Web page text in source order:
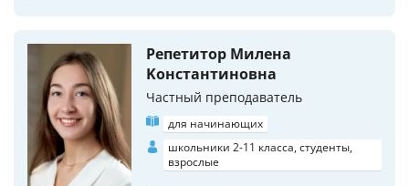
Репетитор Милена
Koнстантиновна
Частный преподаватель
для начинающих
школьники 2-11 класса, студенты,
взрослые